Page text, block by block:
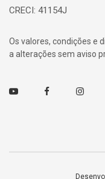
CRECI: 41154J
Os valores, condições e
a alterações sem aviso
Youtube Facebook